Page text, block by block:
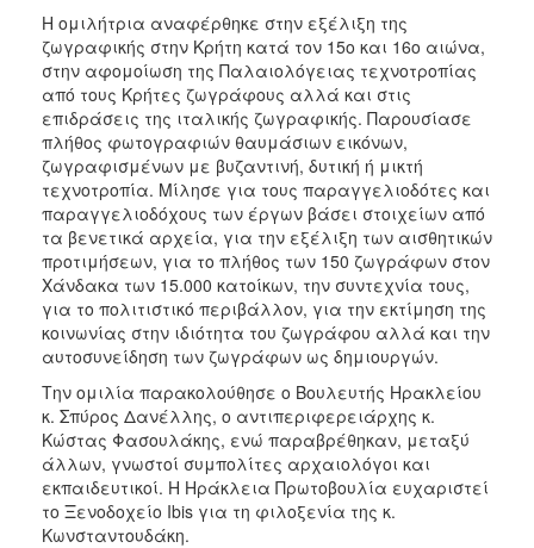
Η ομιλήτρια αναφέρθηκε στην εξέλιξη της
ζωγραφικής στην Κρήτη κατά τον 15ο και 16ο αιώνα,
στην αφομοίωση της Παλαιολόγειας τεχνοτροπίας
από τους Κρήτες ζωγράφους αλλά και στις
επιδράσεις της ιταλικής ζωγραφικής. Παρουσίασε
πλήθος φωτογραφιών θαυμάσιων εικόνων,
ζωγραφισμένων με βυζαντινή, δυτική ή μικτή
τεχνοτροπία. Μίλησε για τους παραγγελιοδότες και
παραγγελιοδόχους των έργων βάσει στοιχείων από
τα βενετικά αρχεία, για την εξέλιξη των αισθητικών
προτιμήσεων, για το πλήθος των 150 ζωγράφων στον
Χάνδακα των 15.000 κατοίκων, την συντεχνία τους,
για το πολιτιστικό περιβάλλον, για την εκτίμηση της
κοινωνίας στην ιδιότητα του ζωγράφου αλλά και την
αυτοσυνείδηση των ζωγράφων ως δημιουργών.
Την ομιλία παρακολούθησε ο Βουλευτής Ηρακλείου
κ. Σπύρος Δανέλλης, ο αντιπεριφερειάρχης κ.
Κώστας Φασουλάκης, ενώ παραβρέθηκαν, μεταξύ
άλλων, γνωστοί συμπολίτες αρχαιολόγοι και
εκπαιδευτικοί. Η Ηράκλεια Πρωτοβουλία ευχαριστεί
το Ξενοδοχείο Ibis για τη φιλοξενία της κ.
Κωνσταντουδάκη.